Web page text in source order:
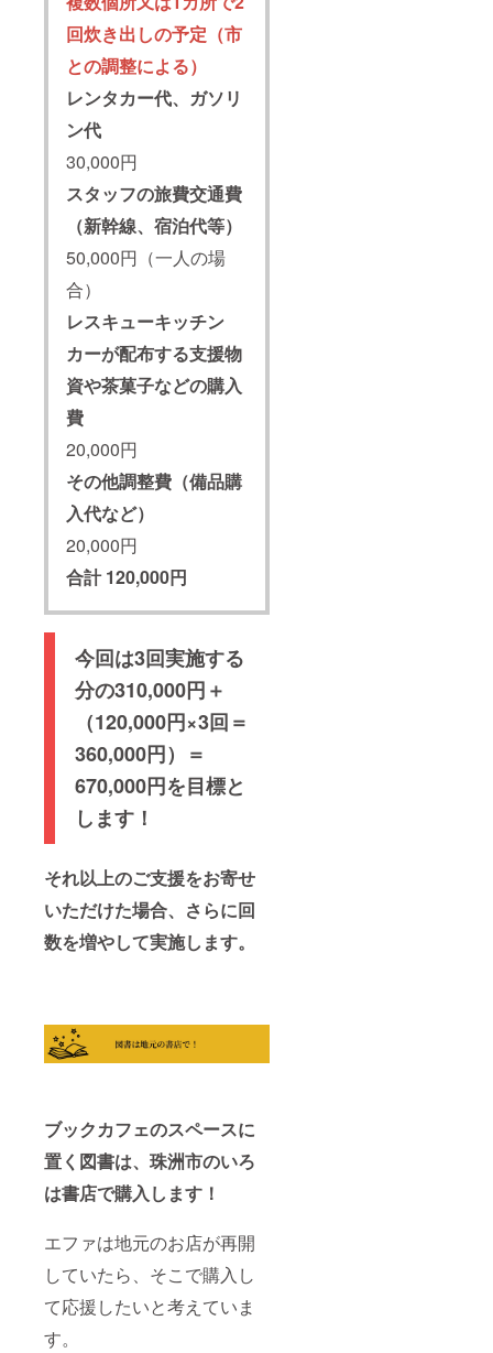
回炊き出しの予定（市
との調整による）
レンタカー代、ガソリ
ン代
30,000円
スタッフの旅費交通費
（新幹線、宿泊代等）
50,000円（一人の場
合）
レスキューキッチン
カーが配布する支援物
資や茶菓子などの購入
費
20,000円
その他調整費（備品購
入代など）
20,000円
合計 120,000円
今回は3回実施する
分の310,000円＋
（120,000円×3回＝
360,000円）＝
670,000円を目標と
します！
それ以上のご支援をお寄せ
いただけた場合、さらに回
数を増やして実施します。
ブックカフェのスペースに
置く図書は、珠洲市のいろ
は書店で購入します！
エファは地元のお店が再開
していたら、そこで購入し
て応援したいと考えていま
す。